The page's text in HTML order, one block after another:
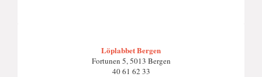
Löplabbet Bergen
Fortunen 5, 5013 Bergen
40 61 62 33